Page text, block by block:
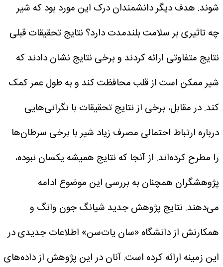
شوند. هدف دیگر دانشمندان درک این مورد بود که شیر
چه تاثیری بر سلامت بلندمدت دارد؟ نتایج تحقیقات قبلی
نتایج متفاوتی ارائه کردند و برخی نتایج نشان دادند که
شیر ممکن است از قلب محافظت کند و به طول عمر کمک
کند.در مقابل، برخی از نتایج تحقیقات با نگرانی‌هایی
درباره ارتباط احتمالی مصرف زیاد شیر با برخی سرطان‌ها
را مطرح کرده‌اند. از آنجا که نتایج همیشه یکسان نبوده،
پژوهشگران همچنان به بررسی این موضوع ادامه
می‌دهند. نتایج پژوهش جدید شیانگ جون وانگ و
همکارنش از دانشگاه «سان یات‌سن» اطلاعات جدیدی در
این زمینه ارائه کرده است. آنان در این پژوهش از داده‌های